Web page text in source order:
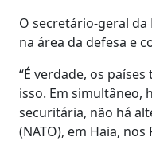
O secretário-geral
na área da defesa e
“É verdade, os
isso. Em simultâneo,
securitária, não há
(NATO), em Haia, nos